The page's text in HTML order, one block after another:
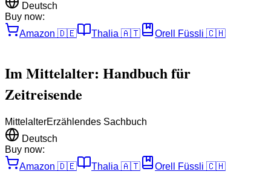
Deutsch
Buy now:
Amazon 🇩🇪 Thalia 🇦🇹 Orell Füssli 🇨🇭
Im Mittelalter: Handbuch für
Zeitreisende
MittelalterErzählendes Sachbuch
Deutsch
Buy now:
Amazon 🇩🇪 Thalia 🇦🇹 Orell Füssli 🇨🇭